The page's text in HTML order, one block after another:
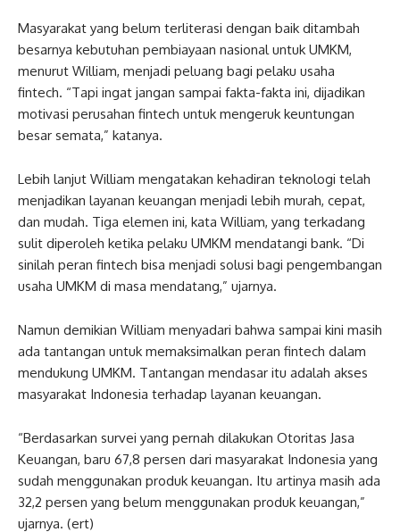
Masyarakat yang belum terliterasi dengan baik ditambah
besarnya kebutuhan pembiayaan nasional untuk UMKM,
menurut William, menjadi peluang bagi pelaku usaha
fintech. “Tapi ingat jangan sampai fakta-fakta ini, dijadikan
motivasi perusahan fintech untuk mengeruk keuntungan
besar semata,” katanya.
Lebih lanjut William mengatakan kehadiran teknologi telah
menjadikan layanan keuangan menjadi lebih murah, cepat,
dan mudah. Tiga elemen ini, kata William, yang terkadang
sulit diperoleh ketika pelaku UMKM mendatangi bank. “Di
sinilah peran fintech bisa menjadi solusi bagi pengembangan
usaha UMKM di masa mendatang,” ujarnya.
Namun demikian William menyadari bahwa sampai kini masih
ada tantangan untuk memaksimalkan peran fintech dalam
mendukung UMKM. Tantangan mendasar itu adalah akses
masyarakat Indonesia terhadap layanan keuangan.
“Berdasarkan survei yang pernah dilakukan Otoritas Jasa
Keuangan, baru 67,8 persen dari masyarakat Indonesia yang
sudah menggunakan produk keuangan. Itu artinya masih ada
32,2 persen yang belum menggunakan produk keuangan,”
ujarnya. (ert)